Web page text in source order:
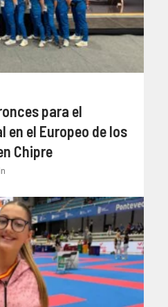
para el
el Europeo de los
Chipre